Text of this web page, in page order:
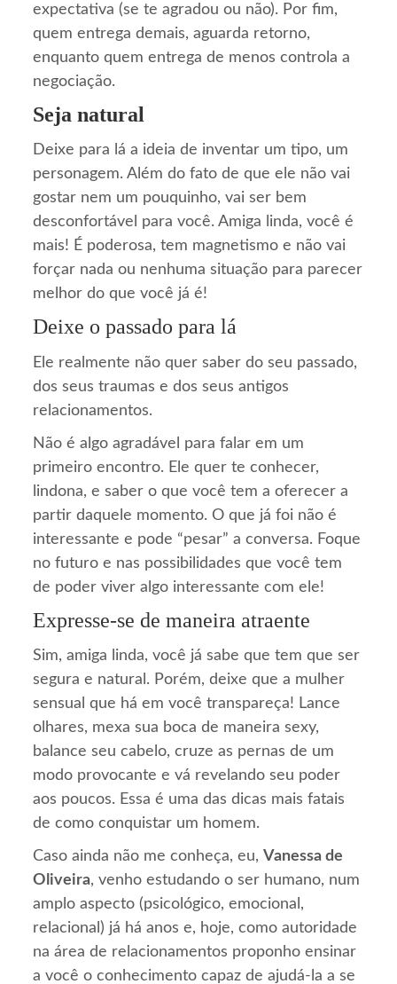
expectativa (se te agradou ou não). Por fim,
quem entrega demais, aguarda retorno,
enquanto quem entrega de menos controla a
negociação.
Seja natural
Deixe para lá a ideia de inventar um tipo, um
personagem. Além do fato de que ele não vai
gostar nem um pouquinho, vai ser bem
desconfortável para você. Amiga linda, você é
mais! É poderosa, tem magnetismo e não vai
forçar nada ou nenhuma situação para parecer
melhor do que você já é!
Deixe o passado para lá
Ele realmente não quer saber do seu passado,
dos seus traumas e dos seus antigos
relacionamentos.
Não é algo agradável para falar em um
primeiro encontro. Ele quer te conhecer,
lindona, e saber o que você tem a oferecer a
partir daquele momento. O que já foi não é
interessante e pode “pesar” a conversa. Foque
no futuro e nas possibilidades que você tem
de poder viver algo interessante com ele!
Expresse-se de maneira atraente
Sim, amiga linda, você já sabe que tem que ser
segura e natural. Porém, deixe que a mulher
sensual que há em você transpareça! Lance
olhares, mexa sua boca de maneira sexy,
balance seu cabelo, cruze as pernas de um
modo provocante e vá revelando seu poder
aos poucos. Essa é uma das dicas mais fatais
de como conquistar um homem.
Caso ainda não me conheça, eu,Vanessa de
Oliveira, venho estudando o ser humano, num
amplo aspecto (psicológico, emocional,
relacional) já há anos e, hoje, como autoridade
na área de relacionamentos proponho ensinar
a você o conhecimento capaz de ajudá-la a se